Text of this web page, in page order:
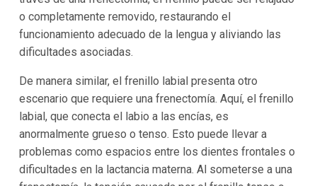
o completamente removido, restaurando el
funcionamiento adecuado de la lengua y aliviando las
dificultades asociadas.
De manera similar, el frenillo labial presenta otro
escenario que requiere una frenectomía. Aquí, el frenillo
labial, que conecta el labio a las encías, es
anormalmente grueso o tenso. Esto puede llevar a
problemas como espacios entre los dientes frontales o
dificultades en la lactancia materna. Al someterse a una